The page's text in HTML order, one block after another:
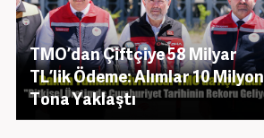
TMO’dan Çiftçiye 58 Milyar
TL’lik Ödeme: Alımlar 10 Milyon
Tona Yaklaştı